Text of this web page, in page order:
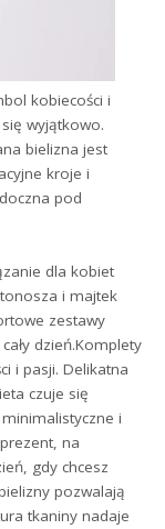
kobiecości i
wyjątkowo.
bielizna jest
kroje i
pod
dla kobiet
i majtek
zestawy
dzień.Komplety
i pasji. Delikatna
czuje się
i
na
gdy chcesz
pozwalają
tkaniny nadaje